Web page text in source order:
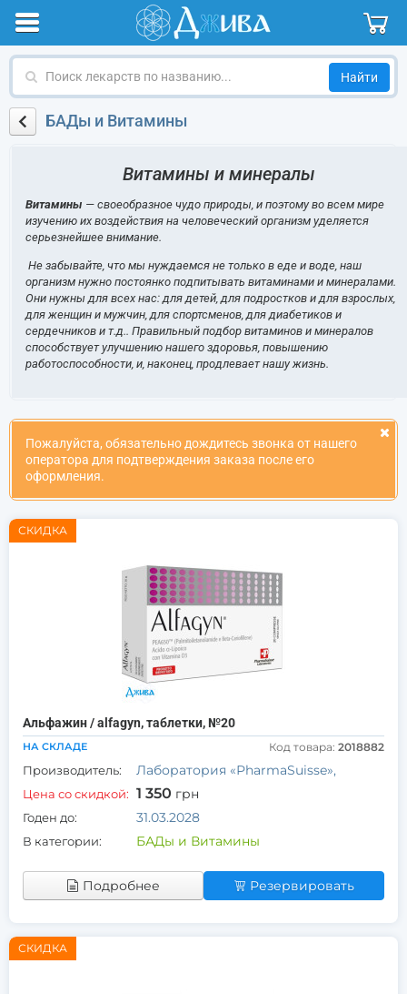
Поиск
по
названиюБАДы и Витамины
Витамины и минералы
Витамины — своеобразное чудо природы, и поэтому во всем мире
изучению их воздействия на человеческий организм уделяется
серьезнейшее внимание.
Не забывайте, что мы нуждаемся не только в еде и воде, наш
организм нужно постоянко подпитывать витаминами и минералами.
Они нужны для всех нас: для детей, для подростков и для взрослых,
для женщин и мужчин, для спортсменов, для диабетиков и
сердечников и т.д.. Правильный подбор витаминов и минералов
способствует улучшению нашего здоровья, повышению
работоспособности, и, наконец, продлевает нашу жизнь.
Пожалуйста, обязательно дождитесь звонка от нашего
оператора для подтверждения заказа после его
оформления.
СКИДКА
Альфажин / alfagyn, таблетки, №20
НА СКЛАДЕ Код товара: 2018882
Производитель: Лаборатория «РharmaSuisse»,
Цена со скидкой: 1 350 грн
Годен до: 31.03.2028
В категории: БАДы и Витамины
Подробнее Резервировать
СКИДКА